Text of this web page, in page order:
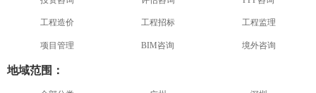
工程造价 工程招标 工程监理
项目管理 BIM咨询 境外咨询
地域范围：